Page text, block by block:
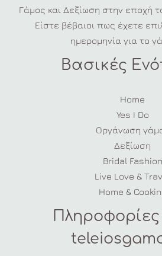
Γάμος και Δεξίωση στην εποχή
Είστε βέβαιοι πως έχετε
ημερομηνία για το
Βασικές
Home
Yes I Do
Οργάνωση
Δεξίωση
Bridal Fashion
Live Love &
Home &
Πληροφορίες